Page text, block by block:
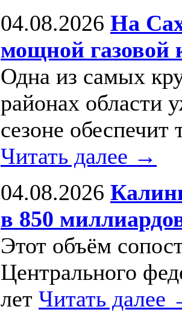
04.08.2026 На
мощной газовой
Одна из самых
районах области
сезоне
Читать далее →
04.08.2026
в 850
Этот объём
Центрального
лет Читать далее